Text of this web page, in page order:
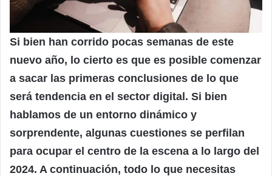
Si bien han corrido pocas semanas de este
nuevo año, lo cierto es que es posible comenzar
a sacar las primeras conclusiones de lo que
será tendencia en el sector digital. Si bien
hablamos de un entorno dinámico y
sorprendente, algunas cuestiones se perfilan
para ocupar el centro de la escena a lo largo del
2024. A continuación, todo lo que necesitas